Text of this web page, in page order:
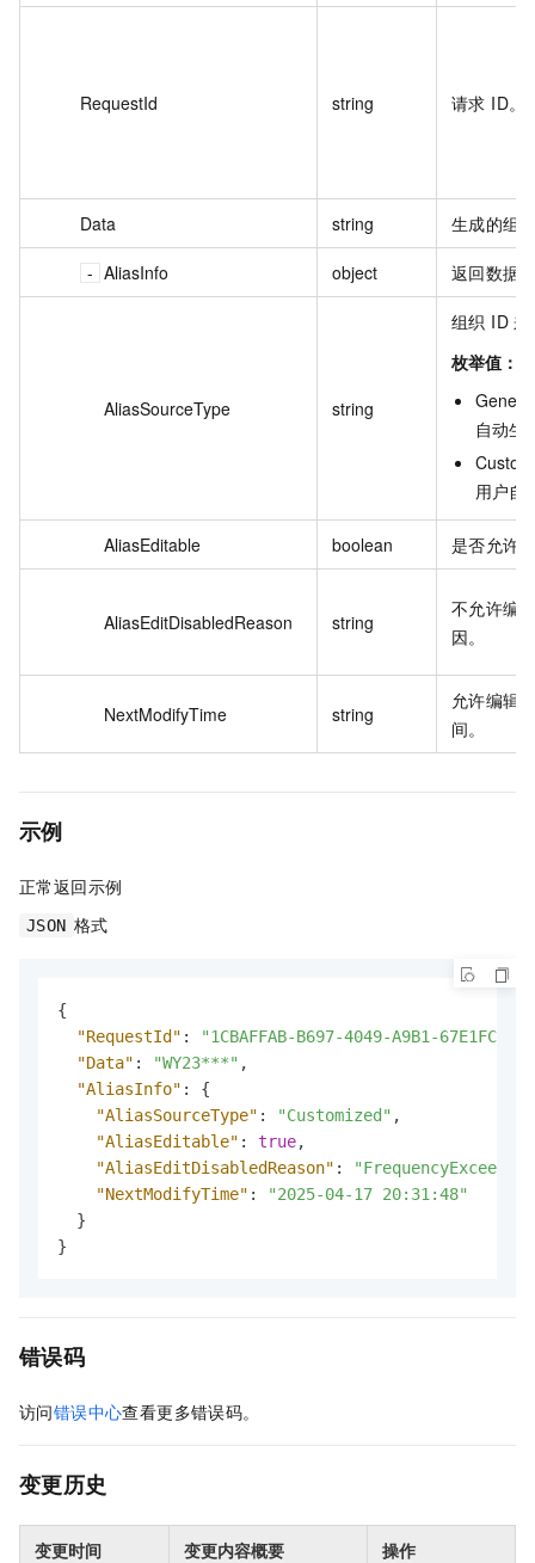
RequestId string 请求 ID。
Data string 生成的组
AliasInfo object 返回数据
AliasSourceType string
组织 ID
枚举值：
自动生
用户自
AliasEditable boolean 是否允许
AliasEditDisabledReason string
不允许编
因。
NextModifyTime string
允许编辑
间。
示例
正常返回示例
JSON 格式
{
"RequestId" :
"1CBAFFAB-B697-4049-A9B1-
"Data" : "WY23***" ,
"AliasInfo" :
{
"AliasSourceType" : "Customized" ,
"AliasEditable" : true,
"AliasEditDisabledReason" :
"NextModifyTime" :
"2025-04-17 20:31:48"
}
}
错误码
访问错误中心查看更多错误码。
变更历史
变更时间 变更内容概要 操作